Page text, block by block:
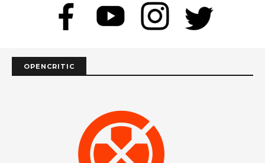
OPENCRITIC